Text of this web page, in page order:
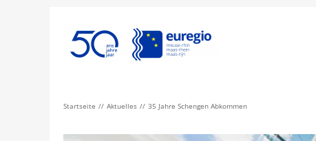
Startseite Aktuelles 35 Jahre Schengen Abkommen